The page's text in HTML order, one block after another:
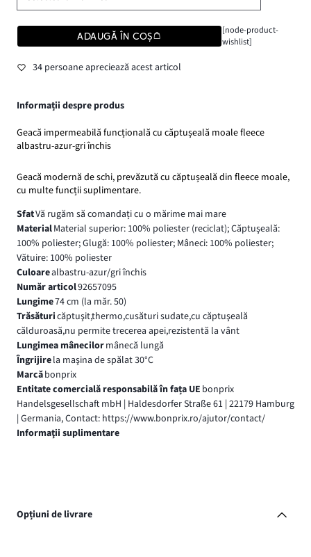
ADAUGĂ ÎN COȘ
[node-product-
wishlist]
34 persoane apreciează acest articol
Informații despre produs
Geacă impermeabilă funcțională cu căptușeală moale fleece
albastru-azur-gri închis
Geacă modernă de schi, prevăzută cu căptușeală din fleece moale,
cu multe funcții suplimentare.
SfatVă rugăm să comandați cu o mărime mai mare
MaterialMaterial superior: 100% poliester (reciclat); Căptuşeală:
100% poliester; Glugă: 100% poliester; Mâneci: 100% poliester;
Vătuire: 100% poliester
Culoarealbastru-azur/gri închis
Număr articol92657095
Lungime74 cm (la măr. 50)
Trăsăturicăptuşit,thermo,cusături sudate,cu căptuşeală
călduroasă,nu permite trecerea apei,rezistentă la vânt
Lungimea mânecilormânecă lungă
Îngrijirela maşina de spălat 30°C
Marcăbonprix
Entitate comercială responsabilă în fața UE bonprix
Handelsgesellschaft mbH | Haldesdorfer Straße 61 | 22179 Hamburg
| Germania, Contact: https://www.bonprix.ro/ajutor/contact/
Informaţii suplimentare
Opțiuni de livrare